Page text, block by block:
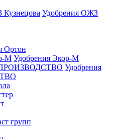
Удобрения ОЖЗ
Ортон
Удобрения Экор-М
Удобрения
групп